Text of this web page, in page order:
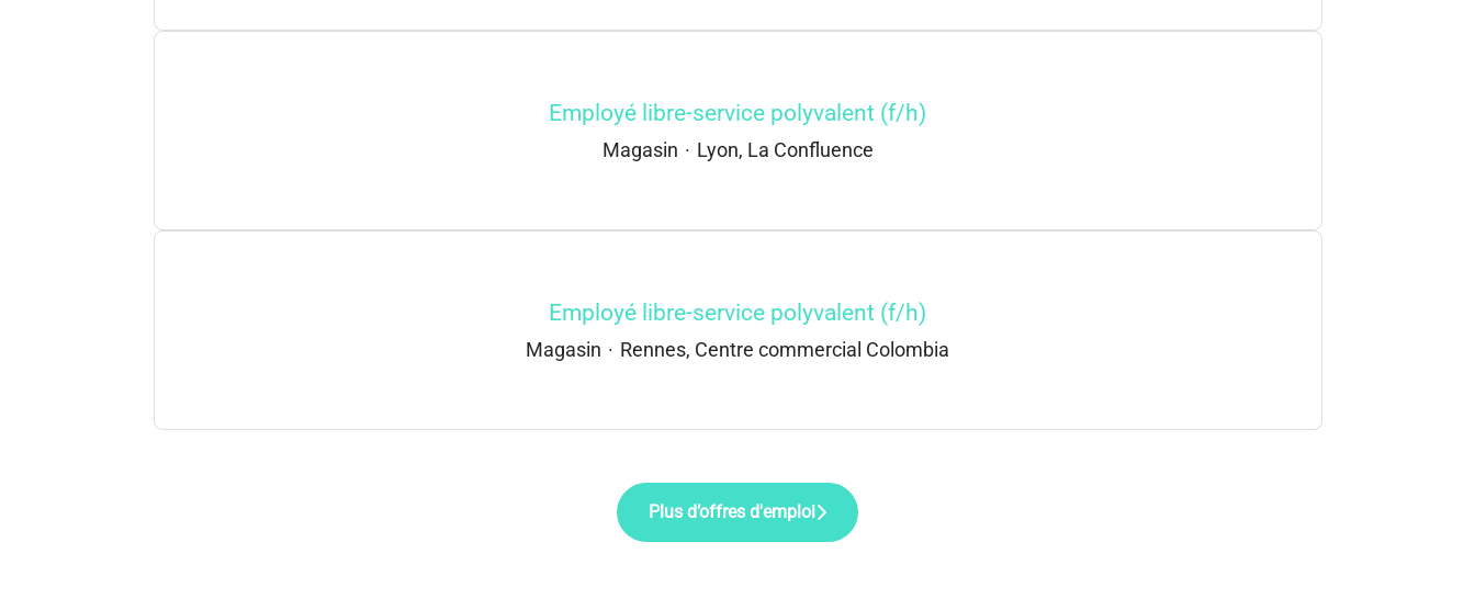
Employé libre-service polyvalent (f/h)
Magasin · Lyon, La Confluence
Employé libre-service polyvalent (f/h)
Magasin · Rennes, Centre commercial Colombia
Plus d’offres d'emploi